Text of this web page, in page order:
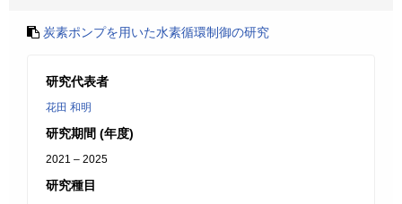
炭素ポンプを用いた水素循環制御の研究
研究代表者
花田 和明
研究期間 (年度)
2021 – 2025
研究種目